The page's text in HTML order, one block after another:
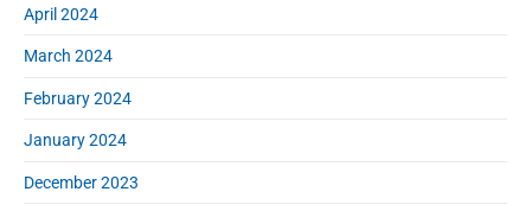
April 2024
March 2024
February 2024
January 2024
December 2023